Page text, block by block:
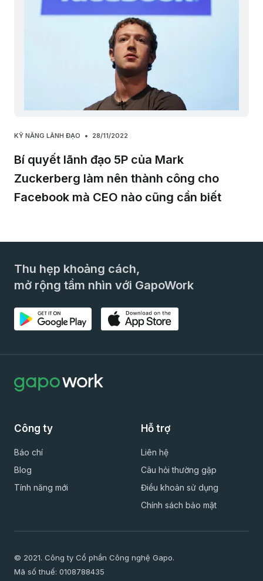
KỸ NĂNG LÃNH ĐẠO 28/11/2022
Bí quyết lãnh đạo 5P của Mark
Zuckerberg làm nên thành công cho
Facebook mà CEO nào cũng cần biết
Thu hẹp khoảng cách,
mở rộng tầm nhìn với GapoWork
Công ty
Báo chí
Blog
Tính năng mới
Hỗ trợ
Liên hệ
Câu hỏi thường gặp
Điều khoản sử dụng
Chính sách bảo mật
© 2021. Công ty Cổ phần Công nghệ Gapo.
Mã số thuế: 0108788435